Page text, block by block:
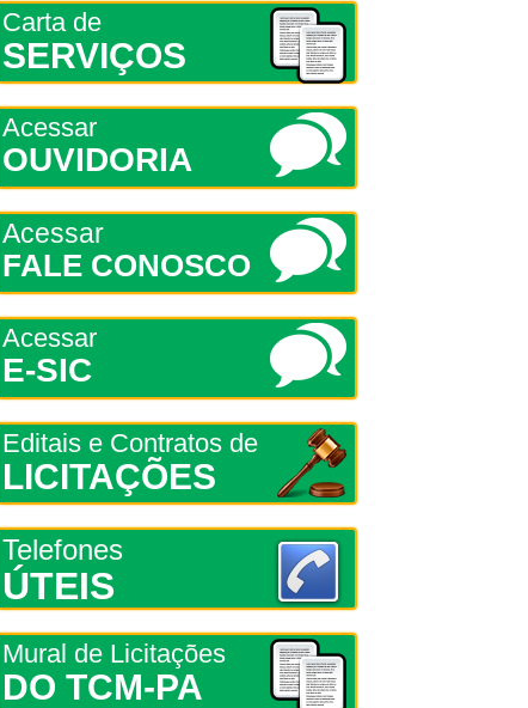
Carta de
SERVIÇOS
Acessar
OUVIDORIA
Acessar
FALE CONOSCO
Acessar
E-SIC
Editais e Contratos de
LICITAÇÕES
Telefones
ÚTEIS
Mural de Licitações
DO TCM-PA